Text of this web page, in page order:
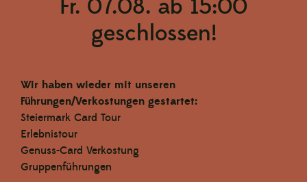
Fr. 07.08. ab 15:00
geschlossen!
Wir haben wieder mit unseren
Führungen/Verkostungen gestartet:
Steiermark Card Tour
Erlebnistour
Genuss-Card Verkostung
Gruppenführungen